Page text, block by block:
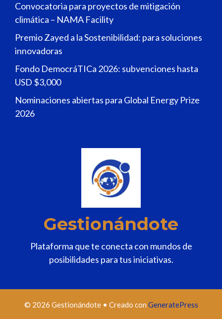
Convocatoria para proyectos de mitigación
climática – NAMA Facility
Premio Zayed a la Sostenibilidad: para soluciones
innovadoras
Fondo DemocráTICa 2026: subvenciones hasta
USD $3,000
Nominaciones abiertas para Global Energy Prize
2026
Gestionándote
Plataforma que te conecta con mundos de
posibilidades para tus iniciativas.
© 2026 Gestionándote• Creado con GeneratePress